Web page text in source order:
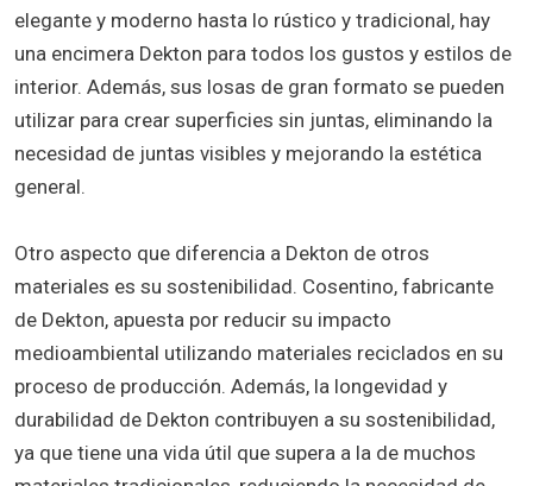
elegante y moderno hasta lo rústico y tradicional, hay
una encimera Dekton para todos los gustos y estilos de
interior. Además, sus losas de gran formato se pueden
utilizar para crear superficies sin juntas, eliminando la
necesidad de juntas visibles y mejorando la estética
general.
Otro aspecto que diferencia a Dekton de otros
materiales es su sostenibilidad. Cosentino, fabricante
de Dekton, apuesta por reducir su impacto
medioambiental utilizando materiales reciclados en su
proceso de producción. Además, la longevidad y
durabilidad de Dekton contribuyen a su sostenibilidad,
ya que tiene una vida útil que supera a la de muchos